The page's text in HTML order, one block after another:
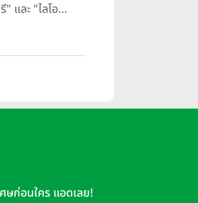
" และ "ไลโอ
น์โฮมสไตล์
ษก่อนใคร แอดเลย!